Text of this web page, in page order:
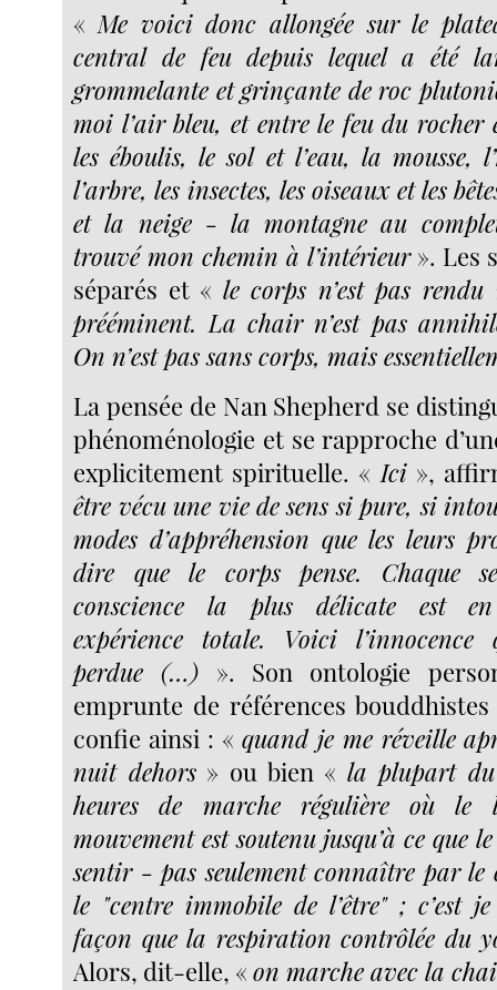
« Me voici donc allongée sur le
central de feu depuis lequel a été
grommelante et grinçante de roc
moi l’air bleu, et entre le feu du rocher
les éboulis, le sol et l’eau, la mousse,
l’arbre, les insectes, les oiseaux et les
et la neige - la montagne au
trouvé mon chemin à l’intérieur». Les
séparés et « le corps n’est pas rendu
prééminent. La chair n’est pas
On n’est pas sans corps, mais
La pensée de Nan Shepherd se
phénoménologie et se rapproche
explicitement spirituelle. «Ici»,
être vécu une vie de sens si pure, si
modes d’appréhension que les leurs
dire que le corps pense. Chaque
conscience la plus délicate est
expérience totale. Voici
perdue (…) ». Son ontologie
emprunte de références
confie ainsi : « quand je me réveille
nuit dehors» ou bien « la plupart du
heures de marche régulière où le
mouvement est soutenu jusqu’à ce que
sentir - pas seulement connaître par le
le "centre immobile de l’être" ; c’est
façon que la respiration contrôlée du
Alors, dit-elle, «on marche avec la